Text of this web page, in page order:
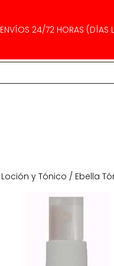
ENVÍOS 24/72 HORAS (DÍAS
Loción y Tónico / Ebella